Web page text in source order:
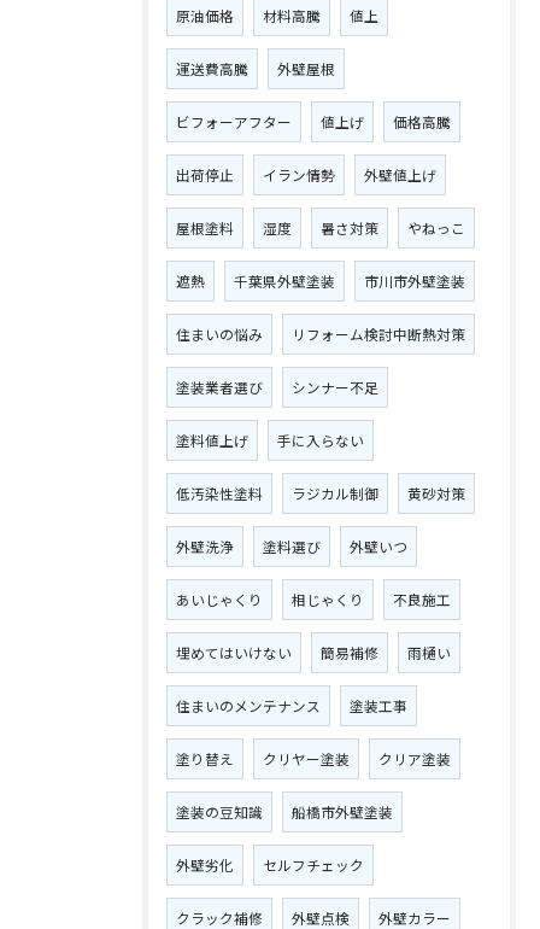
原油価格 材料高騰 値上
運送費高騰 外壁屋根
ビフォーアフター 値上げ 価格高騰
出荷停止 イラン情勢 外壁値上げ
屋根塗料 湿度 暑さ対策 やねっこ
遮熱 千葉県外壁塗装 市川市外壁塗装
住まいの悩み リフォーム検討中断熱対策
塗装業者選び シンナー不足
塗料値上げ 手に入らない
低汚染性塗料 ラジカル制御 黄砂対策
外壁洗浄 塗料選び 外壁いつ
あいじゃくり 相じゃくり 不良施工
埋めてはいけない 簡易補修 雨樋い
住まいのメンテナンス 塗装工事
塗り替え クリヤー塗装 クリア塗装
塗装の豆知識 船橋市外壁塗装
外壁劣化 セルフチェック
クラック補修 外壁点検 外壁カラー